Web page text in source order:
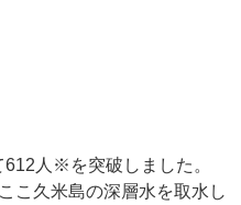
人※を突破しました。
こ久米島の深層水を取水し